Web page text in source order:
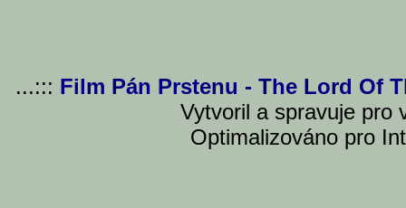
...::: Film Pán Prstenu - The Lord Of
Vytvoril a spravuje pro
Optimalizováno pro